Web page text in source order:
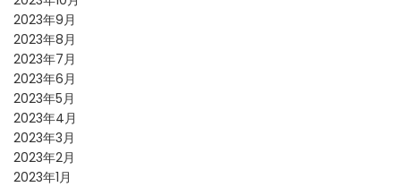
2023年9月
2023年8月
2023年7月
2023年6月
2023年5月
2023年4月
2023年3月
2023年2月
2023年1月